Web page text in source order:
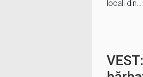
locali din…